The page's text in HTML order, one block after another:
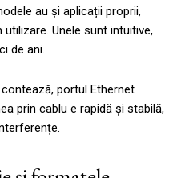
au și aplicații proprii,
Unele sunt intuitive,
de ani.
portul Ethernet
prin cablu e rapidă și stabilă,